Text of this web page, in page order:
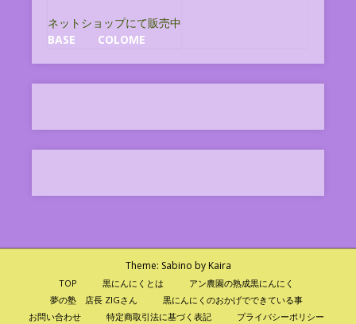
ネットショップにて販売中
BASE
COLOME
Theme: Sabino by Kaira
TOP 黒にんにくとは
アン農園の熟成黒にんにく
夢の塾 店長 ZIGさん
黒にんにくのおかげでできている事
お問い合わせ
特定商取引法に基づく表記 プライバシーポリシー